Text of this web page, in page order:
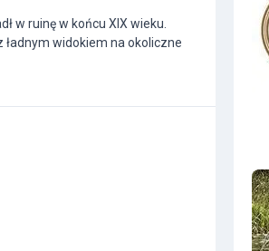
w ruinę w końcu XIX wieku.
ładnym widokiem na okoliczne